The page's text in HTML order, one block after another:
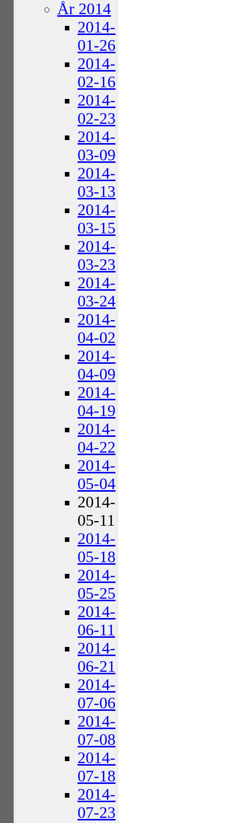
År 2014
2014-
01-26
2014-
02-16
2014-
02-23
2014-
03-09
2014-
03-13
2014-
03-15
2014-
03-23
2014-
03-24
2014-
04-02
2014-
04-09
2014-
04-19
2014-
04-22
2014-
05-04
2014-
05-11
2014-
05-18
2014-
05-25
2014-
06-11
2014-
06-21
2014-
07-06
2014-
07-08
2014-
07-18
2014-
07-23